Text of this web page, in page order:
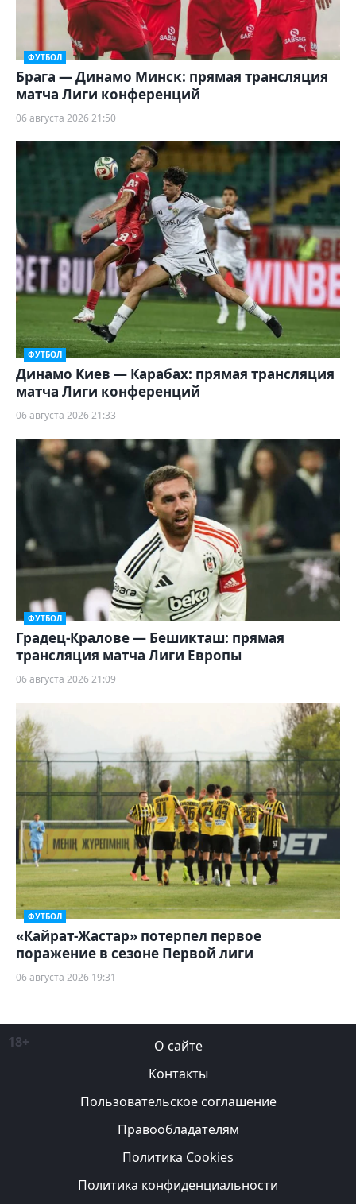
ФУТБОЛ
Брага — Динамо Минск: прямая трансляция
матча Лиги конференций
06 августа 2026 21:50
ФУТБОЛ
Динамо Киев — Карабах: прямая трансляция
матча Лиги конференций
06 августа 2026 21:33
ФУТБОЛ
Градец-Кралове — Бешикташ: прямая
трансляция матча Лиги Европы
06 августа 2026 21:09
ФУТБОЛ
«Кайрат-Жастар» потерпел первое
поражение в сезоне Первой лиги
06 августа 2026 19:31
18+
О сайте
Контакты
Пользовательское соглашение
Правообладателям
Политика Cookies
Политика конфиденциальности